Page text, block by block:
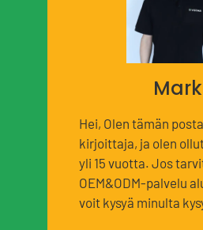
Mark
Hei, Olen tämän
kirjoittaja, ja olen
yli 15 vuotta. Jos
OEM&ODM-palvelu
voit kysyä minulta